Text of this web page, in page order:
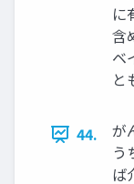
に
含
ベ
と
44.
が
う
ば